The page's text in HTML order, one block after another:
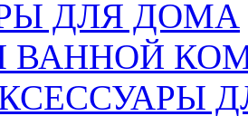
ДЛЯ ДОМА
ВАННОЙ